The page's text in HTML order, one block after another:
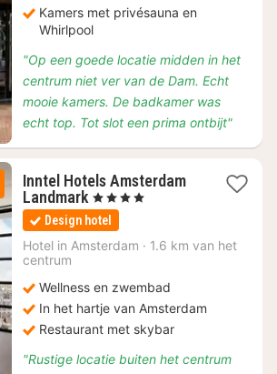
Kamers met privésauna en
Whirlpool
"Op een goede locatie midden in het
centrum niet ver van de Dam. Echt
mooie kamers. De badkamer was
echt top. Tot slot een prima ontbijt"
Inntel Hotels Amsterdam
Landmark 1
nacht
vanaf
€
, 4 Sterren
Design hotel
Hotel in Amsterdam · 1.6 km van het
centrum
Wellness en zwembad
In het hartje van Amsterdam
Restaurant met skybar
"Rustige locatie buiten het centrum